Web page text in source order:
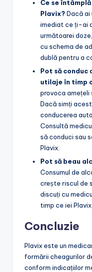
Ce se
Plavix? Dacă ai
imediat ce ți-ai
următoarei
cu schema de
dublă pentru a
Pot să conduc
utilaje în timp
provoca amețeli
Dacă simți
conducerea
Consultă
să conduci sau
Plavix.
Pot să beau
Consumul de
crește riscul de
discuți cu
timp ce iei Plavix.
Concluzie
Plavix este un
formării cheagurilor
conform indicațiilor